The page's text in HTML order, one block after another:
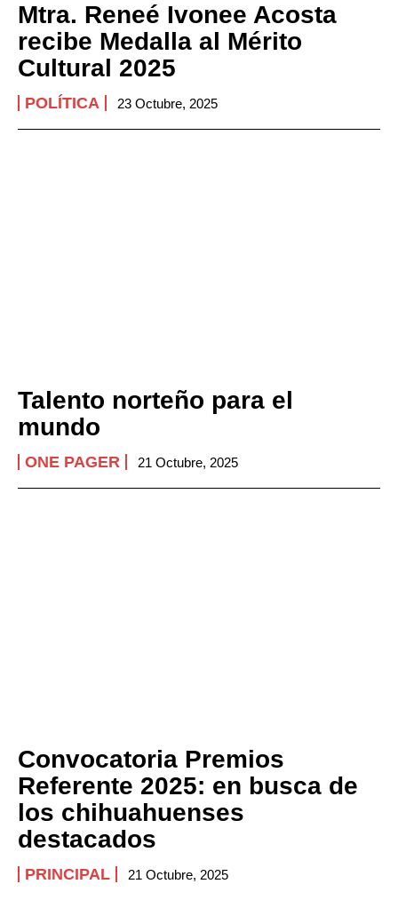
Mtra. Reneé Ivonee Acosta
recibe Medalla al Mérito
Cultural 2025
POLÍTICA 23 Octubre, 2025
Talento norteño para el
mundo
ONE PAGER 21 Octubre, 2025
Convocatoria Premios
Referente 2025: en busca de
los chihuahuenses
destacados
PRINCIPAL 21 Octubre, 2025